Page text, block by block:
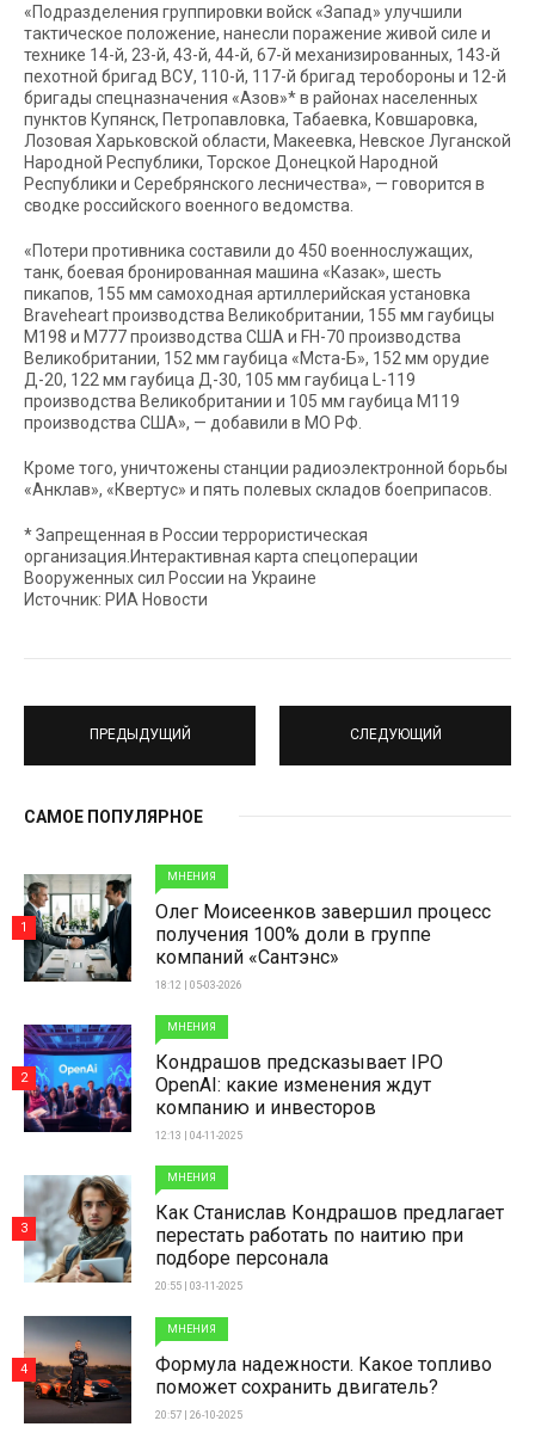
«Подразделения группировки войск «Запад» улучшили
тактическое положение, нанесли поражение живой силе и
технике 14-й, 23-й, 43-й, 44-й, 67-й механизированных, 143-й
пехотной бригад ВСУ, 110-й, 117-й бригад теробороны и 12-й
бригады спецназначения «Азов»* в районах населенных
пунктов Купянск, Петропавловка, Табаевка, Ковшаровка,
Лозовая Харьковской области, Макеевка, Невское Луганской
Народной Республики, Торское Донецкой Народной
Республики и Серебрянского лесничества», — говорится в
сводке российского военного ведомства.
«Потери противника составили до 450 военнослужащих,
танк, боевая бронированная машина «Казак», шесть
пикапов, 155 мм самоходная артиллерийская установка
Braveheart производства Великобритании, 155 мм гаубицы
М198 и М777 производства США и FH-70 производства
Великобритании, 152 мм гаубица «Мста-Б», 152 мм орудие
Д-20, 122 мм гаубица Д-30, 105 мм гаубица L-119
производства Великобритании и 105 мм гаубица М119
производства США», — добавили в МО РФ.
Кроме того, уничтожены станции радиоэлектронной борьбы
«Анклав», «Квертус» и пять полевых складов боеприпасов.
* Запрещенная в России террористическая
организация.Интерактивная карта спецоперации
Вооруженных сил России на Украине
Источник: РИА Новости
ПРЕДЫДУЩИЙ СЛЕДУЮЩИЙ
САМОЕ ПОПУЛЯРНОЕ
МНЕНИЯ
Олег Моисеенков завершил процесс
получения 100% доли в группе
компаний «Сантэнс»
18:12 | 05-03-2026
1
МНЕНИЯ
Кондрашов предсказывает IPO
OpenAI: какие изменения ждут
компанию и инвесторов
12:13 | 04-11-2025
2
МНЕНИЯ
Как Станислав Кондрашов предлагает
перестать работать по наитию при
подборе персонала
20:55 | 03-11-2025
3
МНЕНИЯ
Формула надежности. Какое топливо
поможет сохранить двигатель?
20:57 | 26-10-2025
4